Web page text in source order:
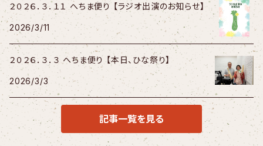
２０２６．３．１１ へちま便り 【ラジオ出演のお知らせ】
2026/3/11
２０２６．３．３ へちま便り 【本日、ひな祭り】
2026/3/3
記事一覧を見る